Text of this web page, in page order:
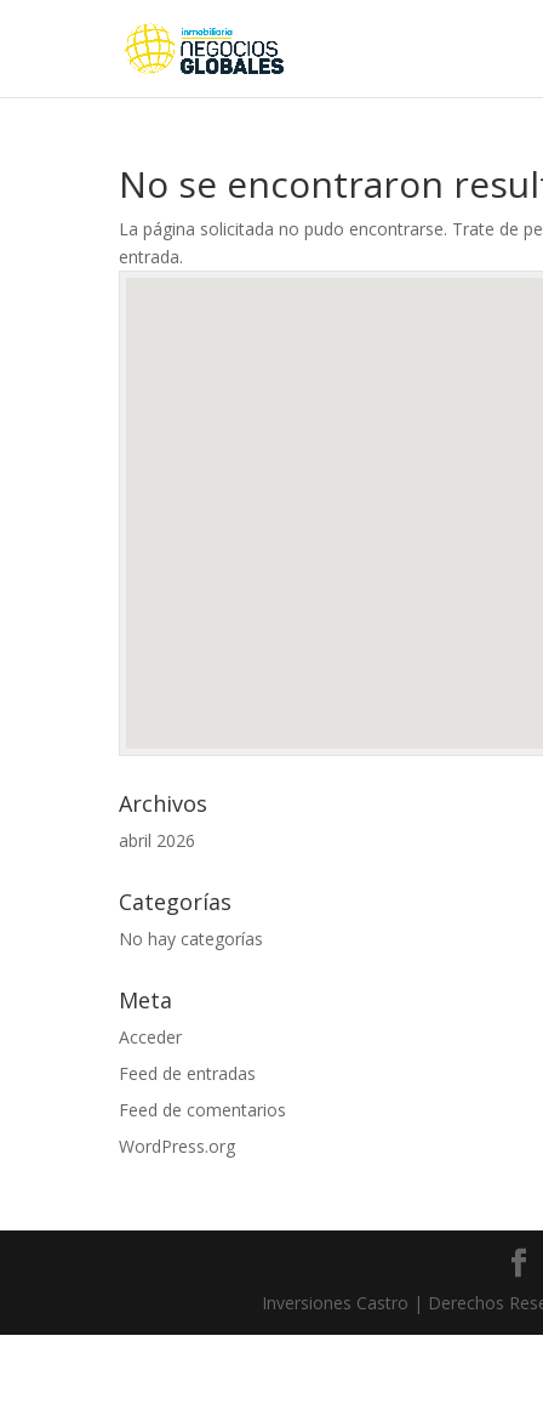
No se encontraron
La página solicitada no pudo encontrarse. Trate de
entrada.
Archivos
abril 2026
Categorías
No hay categorías
Meta
Acceder
Feed de entradas
Feed de comentarios
WordPress.org
Inversiones Castro | Derechos